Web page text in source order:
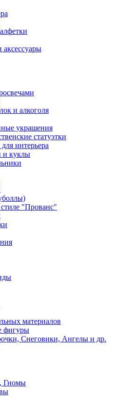
аксессуары
и алкоголя
украшения
статуэтки
интерьера
и куклы
"Прованс"
материалов
фигуры
Снеговики, Ангелы и др.
Гномы